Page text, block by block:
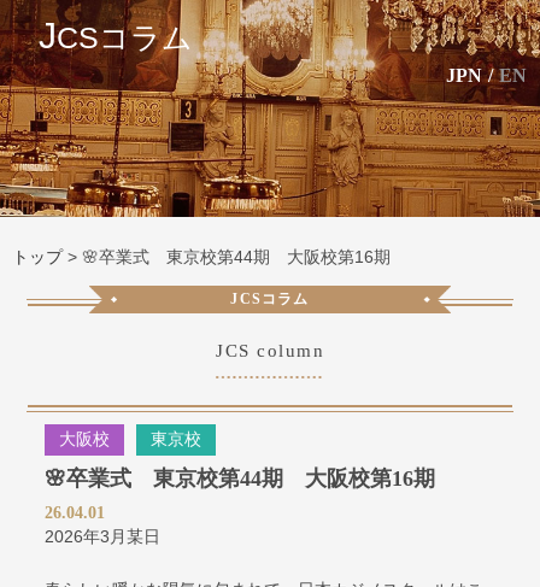
JCSコラム
JPN / EN
トップ> 🌸卒業式 東京校第44期 大阪校第16期
JCSコラム
JCS column
大阪校 東京校
🌸卒業式 東京校第44期 大阪校第16期
26.04.01
2026年3月某日